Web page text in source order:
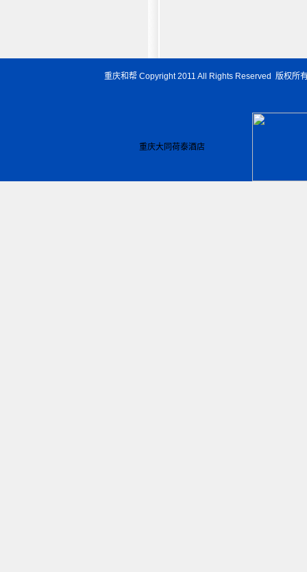
重庆和帮 Copyright 2011 All Rights Reserved 版权所
重庆大同荷泰酒店